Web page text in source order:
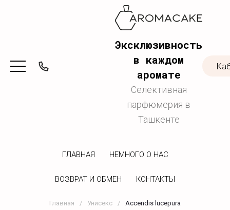
Эксклюзивность
в каждом
аромате
Селективная
парфюмерия в
Ташкенте
ГЛАВНАЯ НЕМНОГО О НАС
ВОЗВРАТ И ОБМЕН КОНТАКТЫ
Главная / Унисекс / Accendis lucepura